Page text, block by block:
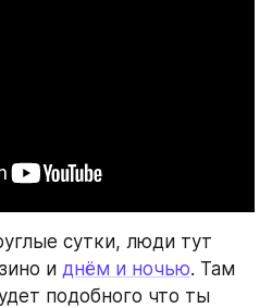
сутки, люди тут
и днём и ночью. Там
подобного что ты